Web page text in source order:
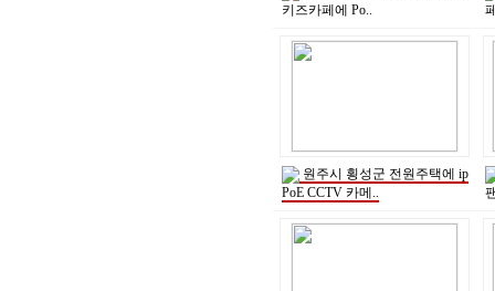
키즈카페에 Po..
원주시 횡성군 전원주택에 ip
PoE CCTV 카메..